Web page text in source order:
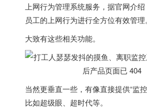
上网行为管理系统服务，据官网介
员工的上网行为进行全方位有效管理。
大致有这些相关功能。
当然更垂直一些，有像直接提供“监
比如超级眼、超时代等。